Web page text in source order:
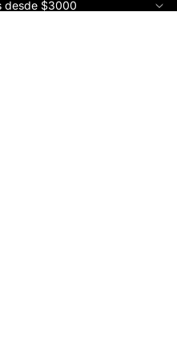
desde $3000